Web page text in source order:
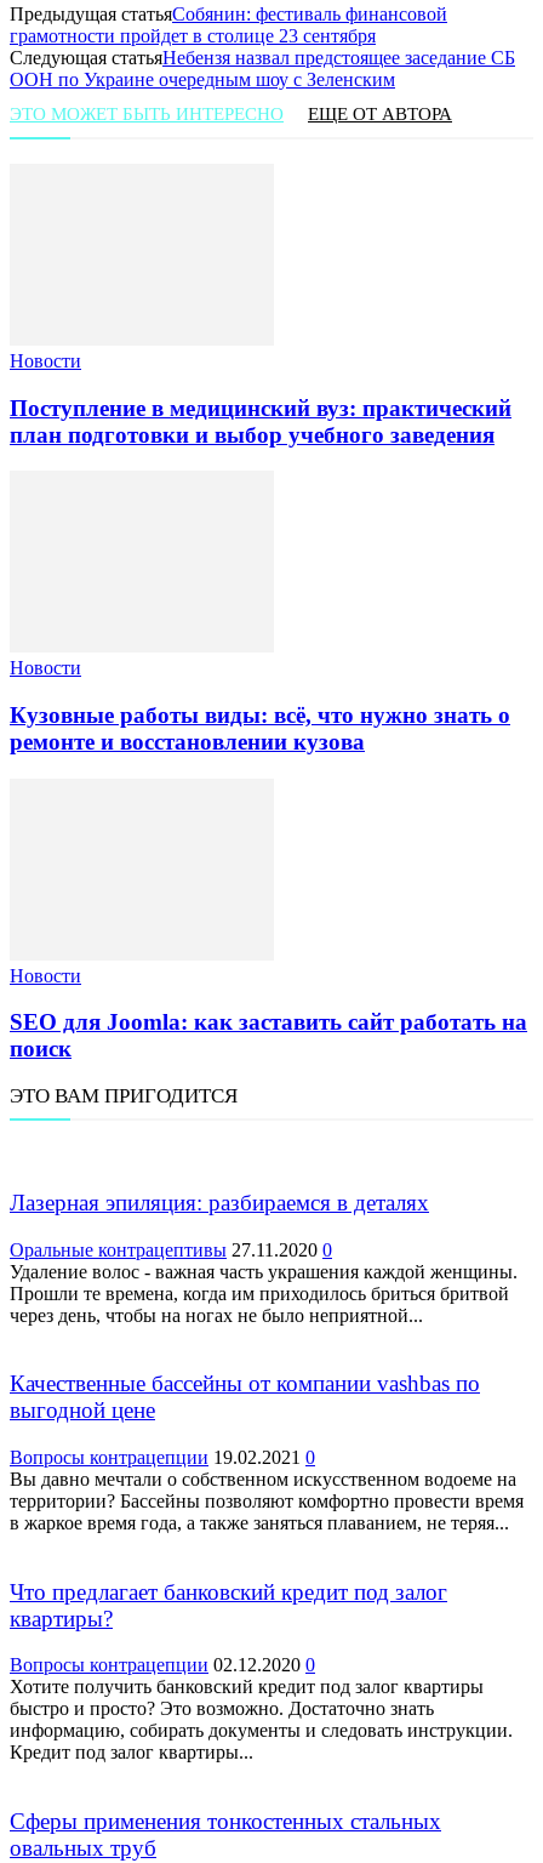
Предыдущая статьяСобянин: фестиваль финансовой
грамотности пройдет в столице 23 сентября
Следующая статьяНебензя назвал предстоящее заседание СБ
ООН по Украине очередным шоу с Зеленским
ЭТО МОЖЕТ БЫТЬ ИНТЕРЕСНО ЕЩЕ ОТ АВТОРА
Новости
Поступление в медицинский вуз: практический
план подготовки и выбор учебного заведения
Новости
Кузовные работы виды: всё, что нужно знать о
ремонте и восстановлении кузова
Новости
SEO для Joomla: как заставить сайт работать на
поиск
ЭТО ВАМ ПРИГОДИТСЯ
Лазерная эпиляция: разбираемся в деталях
Оральные контрацептивы 27.11.2020 0
Удаление волос - важная часть украшения каждой женщины.
Прошли те времена, когда им приходилось бриться бритвой
через день, чтобы на ногах не было неприятной...
Качественные бассейны от компании vashbas по
выгодной цене
Вопросы контрацепции 19.02.2021 0
Вы давно мечтали о собственном искусственном водоеме на
территории? Бассейны позволяют комфортно провести время
в жаркое время года, а также заняться плаванием, не теряя...
Что предлагает банковский кредит под залог
квартиры?
Вопросы контрацепции 02.12.2020 0
Хотите получить банковский кредит под залог квартиры
быстро и просто? Это возможно. Достаточно знать
информацию, собирать документы и следовать инструкции.
Кредит под залог квартиры...
Сферы применения тонкостенных стальных
овальных труб